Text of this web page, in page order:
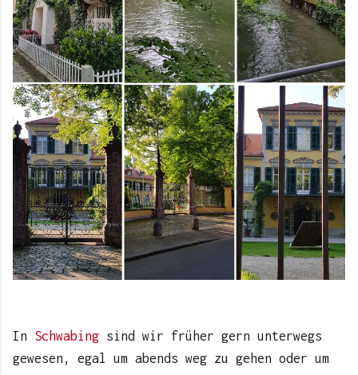
In Schwabing sind wir früher gern unterwegs
gewesen, egal um abends weg zu gehen oder um